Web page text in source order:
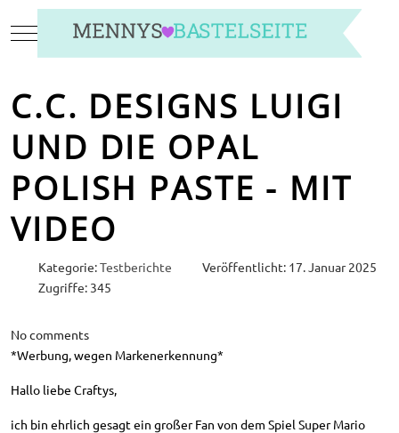
Mobile Menu Toggle
C.C. DESIGNS LUIGI
UND DIE OPAL
POLISH PASTE - MIT
VIDEO
Kategorie:Testberichte
Veröffentlicht: 17. Januar 2025
Zugriffe: 345
No comments
*Werbung, wegen Markenerkennung*
Hallo liebe Craftys,
ich bin ehrlich gesagt ein großer Fan von dem Spiel Super Mario